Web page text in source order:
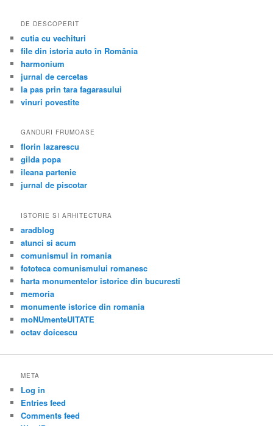
DE DESCOPERIT
cutia cu vechituri
file din istoria auto în România
harmonium
jurnal de cercetas
la pas prin tara fagarasului
vinuri povestite
GANDURI FRUMOASE
florin lazarescu
gilda popa
ileana partenie
jurnal de piscotar
ISTORIE SI ARHITECTURA
aradblog
atunci si acum
comunismul in romania
fototeca comunismului romanesc
harta monumentelor istorice din bucuresti
memoria
monumente istorice din romania
moNUmenteUITATE
octav doicescu
META
Log in
Entries feed
Comments feed